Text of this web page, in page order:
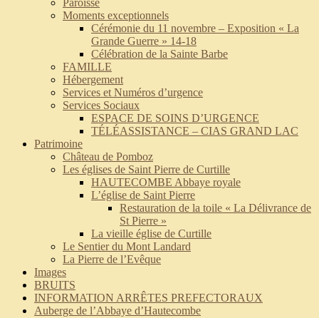
Paroisse
Moments exceptionnels
Cérémonie du 11 novembre – Exposition « La
Grande Guerre » 14-18
Célébration de la Sainte Barbe
FAMILLE
Hébergement
Services et Numéros d’urgence
Services Sociaux
ESPACE DE SOINS D’URGENCE
TÉLÉASSISTANCE – CIAS GRAND LAC
Patrimoine
Château de Pomboz
Les églises de Saint Pierre de Curtille
HAUTECOMBE Abbaye royale
L’église de Saint Pierre
Restauration de la toile « La Délivrance de
St Pierre »
La vieille église de Curtille
Le Sentier du Mont Landard
La Pierre de l’Evêque
Images
BRUITS
INFORMATION ARRÊTES PREFECTORAUX
Auberge de l’Abbaye d’Hautecombe